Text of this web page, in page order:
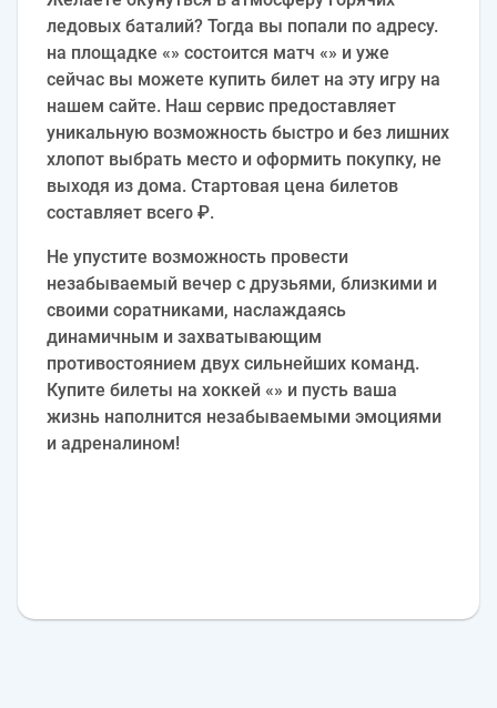
ледовых баталий? Тогда вы попали по адресу.
на площадке «» состоится матч «» и уже
сейчас вы можете купить билет на эту игру на
нашем сайте. Наш сервис предоставляет
уникальную возможность быстро и без лишних
хлопот выбрать место и оформить покупку, не
выходя из дома. Стартовая цена билетов
составляет всего ₽.
Не упустите возможность провести
незабываемый вечер с друзьями, близкими и
своими соратниками, наслаждаясь
динамичным и захватывающим
противостоянием двух сильнейших команд.
Купите билеты на хоккей «» и пусть ваша
жизнь наполнится незабываемыми эмоциями
и адреналином!